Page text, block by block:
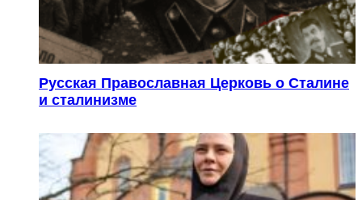
Русская Православная Церковь о Сталине
и сталинизме